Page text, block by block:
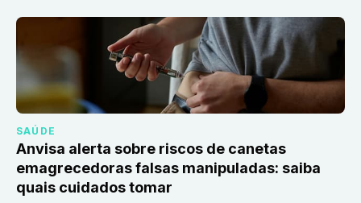
SAÚDE
Anvisa alerta sobre riscos de canetas
emagrecedoras falsas manipuladas: saiba
quais cuidados tomar